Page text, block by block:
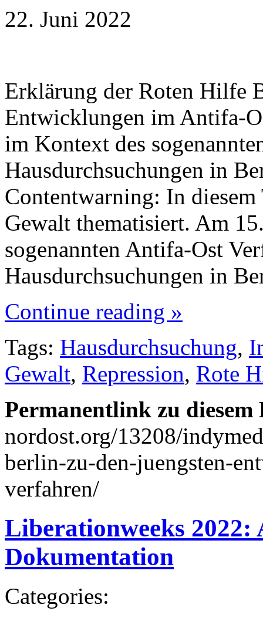
22. Juni 2022
Erklärung der Roten Hilfe
Entwicklungen im Antifa-
im Kontext des
Hausdurchsuchungen in
Contentwarning: In
Gewalt thematisiert. Am
sogenannten Antifa-Ost
Hausdurchsuchungen in
Continue reading »
Tags: Hausdurchsuchung,
Gewalt, Repression, Rote
Permanentlink zu
nordost.org/13208/
berlin-zu-den-juengsten-
verfahren/
Liberationweeks
Dokumentation
Categories: